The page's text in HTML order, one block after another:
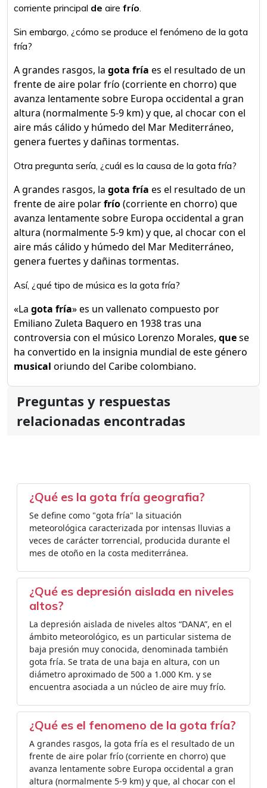
corriente principal de aire frío.
Sin embargo, ¿cómo se produce el fenómeno de la gota
fría?
A grandes rasgos, la gota fría es el resultado de un
frente de aire polar frío (corriente en chorro) que
avanza lentamente sobre Europa occidental a gran
altura (normalmente 5-9 km) y que, al chocar con el
aire más cálido y húmedo del Mar Mediterráneo,
genera fuertes y dañinas tormentas.
Otra pregunta sería, ¿cuál es la causa de la gota fría?
A grandes rasgos, la gota fría es el resultado de un
frente de aire polarfrío(corriente en chorro) que
avanza lentamente sobre Europa occidental a gran
altura (normalmente 5-9 km) y que, al chocar con el
aire más cálido y húmedo del Mar Mediterráneo,
genera fuertes y dañinas tormentas.
Así, ¿qué tipo de música es la gota fría?
«La gota fría» es un vallenato compuesto por
Emiliano Zuleta Baquero en 1938 tras una
controversia con el músico Lorenzo Morales, quese
ha convertido en la insignia mundial de este género
musical oriundo del Caribe colombiano.
Preguntas y respuestas
relacionadas encontradas
¿Qué es la gota fría geografia?
Se define como "gota fría" la situación
meteorológica caracterizada por intensas lluvias a
veces de carácter torrencial, producida durante el
mes de otoño en la costa mediterránea.
¿Qué es depresión aislada en niveles
altos?
La depresión aislada de niveles altos “DANA”, en el
ámbito meteorológico, es un particular sistema de
baja presión muy conocida, denominada también
gota fría. Se trata de una baja en altura, con un
diámetro aproximado de 500 a 1.000 Km. y se
encuentra asociada a un núcleo de aire muy frío.
¿Qué es el fenomeno de la gota fría?
A grandes rasgos, la gota fría es el resultado de un
frente de aire polar frío (corriente en chorro) que
avanza lentamente sobre Europa occidental a gran
altura (normalmente 5-9 km) y que, al chocar con el